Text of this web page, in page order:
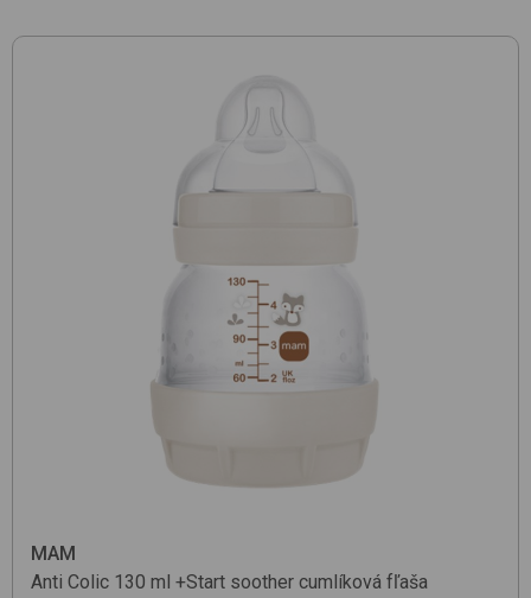
MAM
Anti Colic 130 ml +Start soother cumlíková fľaša